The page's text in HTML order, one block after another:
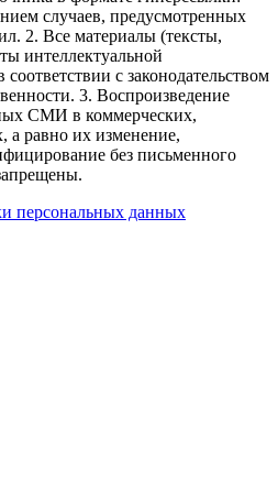
случаев, предусмотренных
2. Все материалы (тексты,
интеллектуальной
с законодательством
3. Воспроизведение
СМИ в коммерческих,
а равно их изменение,
без письменного
персональных данных